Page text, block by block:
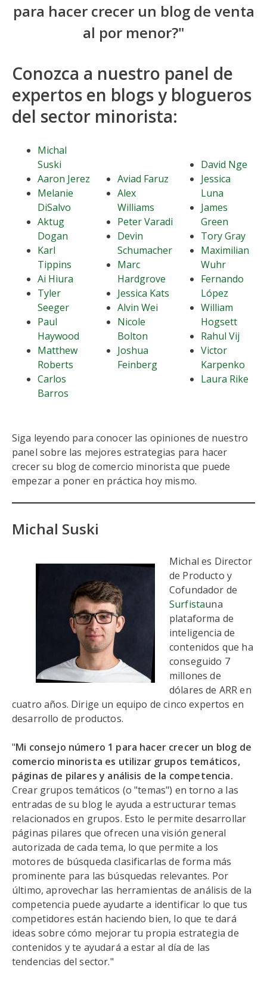
para hacer crecer un blog de venta
al por menor?"
Conozca a nuestro panel de
expertos en blogs y blogueros
del sector minorista:
Michal
Suski
Aaron Jerez
Melanie
DiSalvo
Aktug
Dogan
Karl
Tippins
Ai Hiura
Tyler
Seeger
Paul
Haywood
Matthew
Roberts
Carlos
Barros
Aviad Faruz
Alex
Williams
Peter Varadi
Devin
Schumacher
Marc
Hardgrove
Jessica Kats
Alvin Wei
Nicole
Bolton
Joshua
Feinberg
David Nge
Jessica
Luna
James
Green
Tory Gray
Maximilian
Wuhr
Fernando
López
William
Hogsett
Rahul Vij
Victor
Karpenko
Laura Rike
Siga leyendo para conocer las opiniones de nuestro
panel sobre las mejores estrategias para hacer
crecer su blog de comercio minorista que puede
empezar a poner en práctica hoy mismo.
Michal Suski
Michal es Director
de Producto y
Cofundador de
Surfistauna
plataforma de
inteligencia de
contenidos que ha
conseguido 7
millones de
dólares de ARR en
cuatro años. Dirige un equipo de cinco expertos en
desarrollo de productos.
"Mi consejo número 1 para hacer crecer un blog de
comercio minorista es utilizar grupos temáticos,
páginas de pilares y análisis de la competencia.
Crear grupos temáticos (o "temas") en torno a las
entradas de su blog le ayuda a estructurar temas
relacionados en grupos. Esto le permite desarrollar
páginas pilares que ofrecen una visión general
autorizada de cada tema, lo que permite a los
motores de búsqueda clasificarlas de forma más
prominente para las búsquedas relevantes. Por
último, aprovechar las herramientas de análisis de la
competencia puede ayudarte a identificar lo que tus
competidores están haciendo bien, lo que te dará
ideas sobre cómo mejorar tu propia estrategia de
contenidos y te ayudará a estar al día de las
tendencias del sector."